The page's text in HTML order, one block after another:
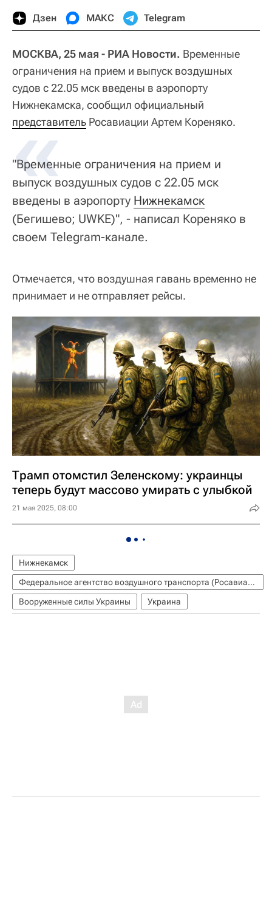
Дзен МАКС Telegram
МОСКВА, 25 мая - РИА Новости. Временные
ограничения на прием и выпуск воздушных
судов с 22.05 мск введены в аэропорту
Нижнекамска, сообщил официальный
представитель Росавиации Артем Кореняко.
«
"Временные ограничения на прием и
выпуск воздушных судов с 22.05 мск
введены в аэропорту Нижнекамск
(Бегишево; UWKE)", - написал Кореняко в
своем Telegram-канале.
Отмечается, что воздушная гавань временно не
принимает и не отправляет рейсы.
Трамп отомстил Зеленскому: украинцы
теперь будут массово умирать с улыбкой
21 мая 2025, 08:00
Нижнекамск
Федеральное агентство воздушного транспорта (Росавиация)
Вооруженные силы Украины
Украина